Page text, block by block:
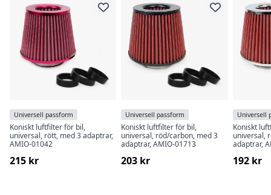
Universell passform
Koniskt luftfilter för bil,
universal, rött, med 3 adaptrar,
AMIO-01042
215 kr
Universell passform
Koniskt luftfilter för bil,
universal, röd/carbon, med 3
adaptrar, AMIO-01713
203 kr
Universell
Koniskt
universal,
adaptrar,
192 kr